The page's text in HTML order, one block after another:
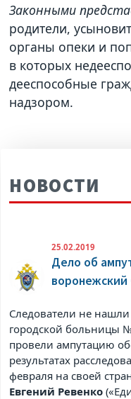
Законными
родители,
органы опеки и
в которых
дееспособные
надзором.
НОВОСТИ
25.02.2019
Дело об
Следователи не
городской больницы
провели ампутацию
результатах
февраля на своей
Евгений Ревенко